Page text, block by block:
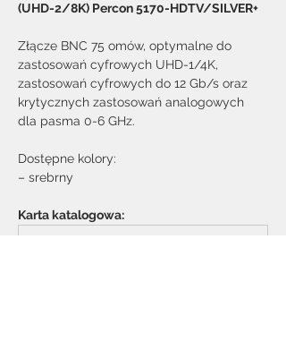
(UHD-2/8K) Percon 5170-HDTV/SILVER+
Złącze BNC 75 omów, optymalne do
zastosowań cyfrowych UHD-1/4K,
zastosowań cyfrowych do 12 Gb/s oraz
krytycznych zastosowań analogowych
dla pasma 0-6 GHz.
Dostępne kolory:
– srebrny
Karta katalogowa: